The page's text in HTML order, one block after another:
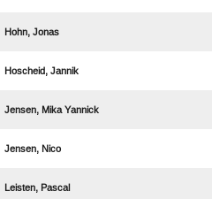
 
 
  
 
 